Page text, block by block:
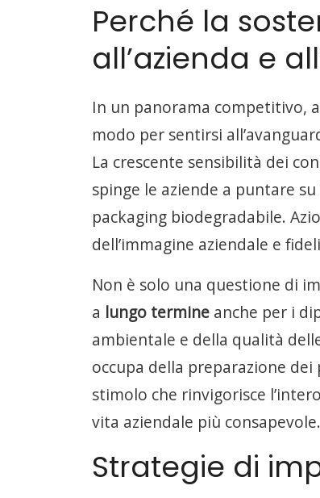
Perché la
all’azienda e
In un panorama competitivo,
modo per sentirsi
La crescente sensibilità dei
spinge le aziende a puntare su
packaging biodegradabile.
dell’immagine aziendale e
Non è solo una questione di
a lungo termine anche per i
ambientale e della qualità
occupa della preparazione
stimolo che rinvigorisce
vita aziendale più consapevole.
Strategie di